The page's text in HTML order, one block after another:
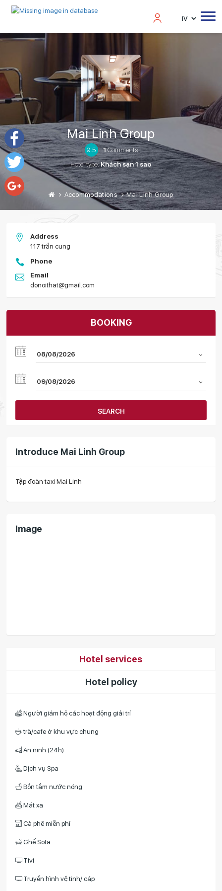
Facebook
Twitter
Mai Linh Group
9.5 1Comments
Hotel type:Khách sạn 1 sao
Accommodations Mai Linh Group
Address
117 trần cung
Phone
Email
donoithat@gmail.com
BOOKING
SEARCH
Introduce Mai Linh Group
Tập đoàn taxi Mai Linh
Image
Hotel services
Hotel policy
Người giám hộ các hoạt động giải trí
trà/cafe ở khu vực chung
An ninh (24h)
Dịch vụ Spa
Bồn tắm nước nóng
Mát xa
Cà phê miễn phí
Ghế Sofa
Tivi
Truyền hình vệ tinh/ cáp